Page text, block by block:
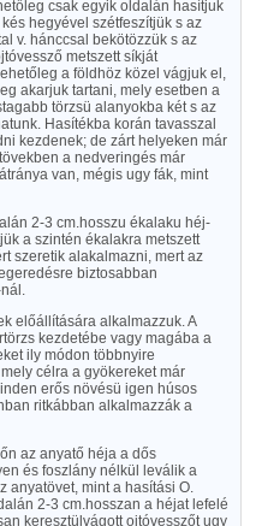
csak egyik oldalán hasítjuk
hegyével szétfeszítjük s az
v. hánccsal bekötözzük s az
metszett síkját
a földhöz közel vágjuk el,
akarjuk tartani, mely esetben a
törzsü alanyokba két s az
Hasítékba korán tavasszal
kezdenek; de zárt helyeken már
a nedveringés már
van, mégis ugy fák, mint
2-3 cm.hosszu ékalaku héj-
a szintén ékalakra metszett
szeretik alakalmazni, mert az
biztosabban
előállítására alkalmazzuk. A
kezdetébe vagy magába a
ily módon többnyire
célra a gyökereket már
erős növésü igen húsos
ritkábban alkalmazzák a
az anyatő héja a dős
és foszlány nélkül leválik a
anyatövet, mint a hasítási O.
2-3 cm.hosszan a héjat lefelé
keresztülvágott ojtóvesszőt ugy